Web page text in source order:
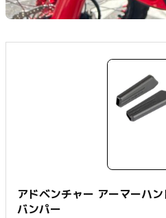
アドベンチャー アーマーハ
バンパー